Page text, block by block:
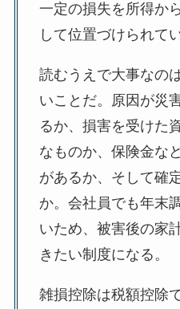
一定の損失を所得か
して位置づけられてい
読むうえで大事なの
いことだ。原因が災
るか、損害を受けた
なものか、保険金な
があるか、そして確
か。会社員でも年末
いため、被害後の家
きたい制度になる。
雑損控除は税額控除